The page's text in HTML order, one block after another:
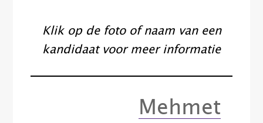
Klik op de foto of naam van een
kandidaat voor meer informatie
Mehmet